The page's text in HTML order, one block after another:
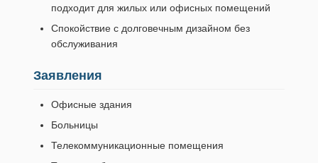
подходит для жилых или офисных помещений
Спокойствие с долговечным дизайном без
обслуживания
Заявления
Офисные здания
Больницы
Телекоммуникационные помещения